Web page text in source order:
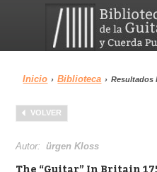
Menu
Biblioteca
Inicio › Biblioteca › Resultados
VOLVER
Autor:ürgen Kloss
The “Guitar” In Britain